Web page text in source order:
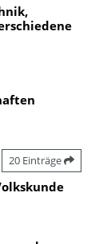
20 Einträge